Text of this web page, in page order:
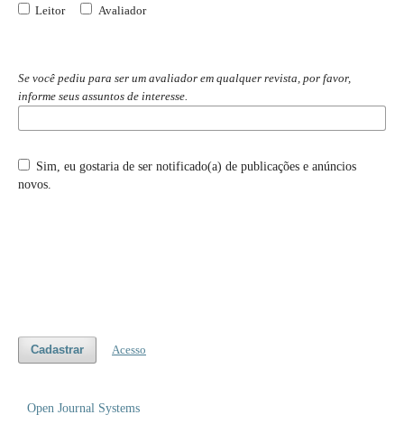
Leitor
Avaliador
Se você pediu para ser um avaliador em qualquer revista, por favor,
informe seus assuntos de interesse.
Sim, eu gostaria de ser notificado(a) de publicações e anúncios
novos.
Cadastrar Acesso
Open Journal Systems